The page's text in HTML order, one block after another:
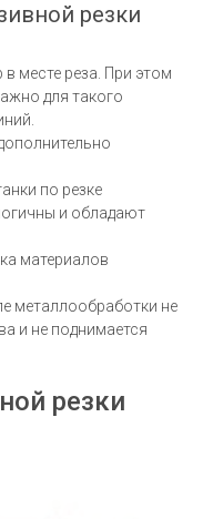
резки
в месте реза. При этом
для такого
по резке
и обладают
материалов
металлообработки не
и не поднимается
резки